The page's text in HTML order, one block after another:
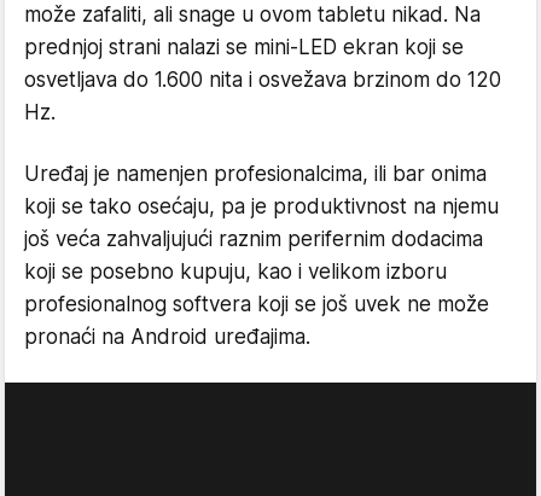
može zafaliti, ali snage u ovom tabletu nikad. Na
prednjoj strani nalazi se mini-LED ekran koji se
osvetljava do 1.600 nita i osvežava brzinom do 120
Hz.
Uređaj je namenjen profesionalcima, ili bar onima
koji se tako osećaju, pa je produktivnost na njemu
još veća zahvaljujući raznim perifernim dodacima
koji se posebno kupuju, kao i velikom izboru
profesionalnog softvera koji se još uvek ne može
pronaći na Android uređajima.